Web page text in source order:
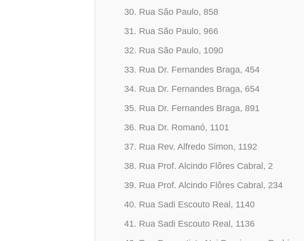
Rua São Paulo, 858
Rua São Paulo, 966
Rua São Paulo, 1090
Rua Dr. Fernandes Braga, 454
Rua Dr. Fernandes Braga, 654
Rua Dr. Fernandes Braga, 891
Rua Dr. Romanó, 1101
Rua Rev. Alfredo Simon, 1192
Rua Prof. Alcindo Flôres Cabral, 2
Rua Prof. Alcindo Flôres Cabral, 234
Rua Sadi Escouto Real, 1140
Rua Sadi Escouto Real, 1136